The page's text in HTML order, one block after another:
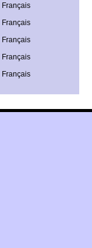
Français
Français
Français
Français
Français